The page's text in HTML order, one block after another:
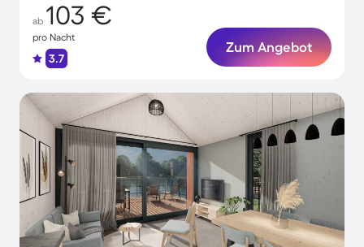
ab 103 €
pro Nacht
3.7
Zum Angebot